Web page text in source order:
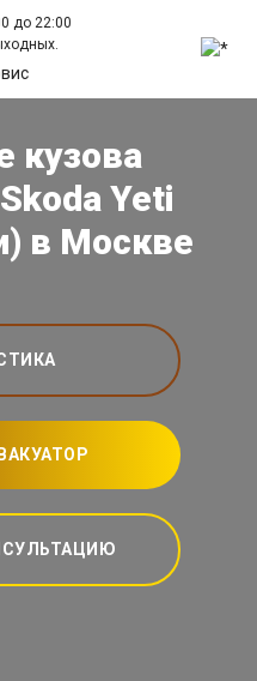
до 22:00
кузова
Yeti
в Москве